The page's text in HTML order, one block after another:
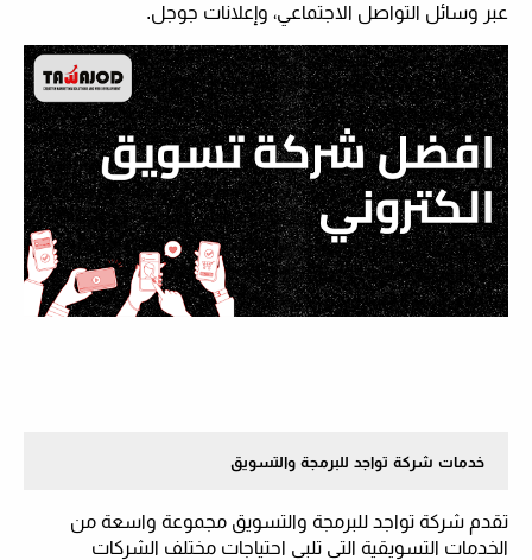
عبر وسائل التواصل الاجتماعي، وإعلانات جوجل.
خدمات شركة تواجد للبرمجة والتسويق
تقدم شركة تواجد للبرمجة والتسويق مجموعة واسعة من
الخدمات التسويقية التي تلبي احتياجات مختلف الشركات